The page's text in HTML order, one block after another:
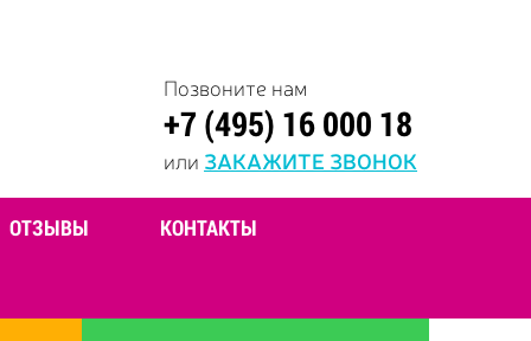
Позвоните нам
+7 (495) 16 000 18
или ЗАКАЖИТЕ ЗВОНОК
ОТЗЫВЫ КОНТАКТЫ